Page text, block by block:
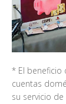
* El beneficio
cuentas
su servicio de